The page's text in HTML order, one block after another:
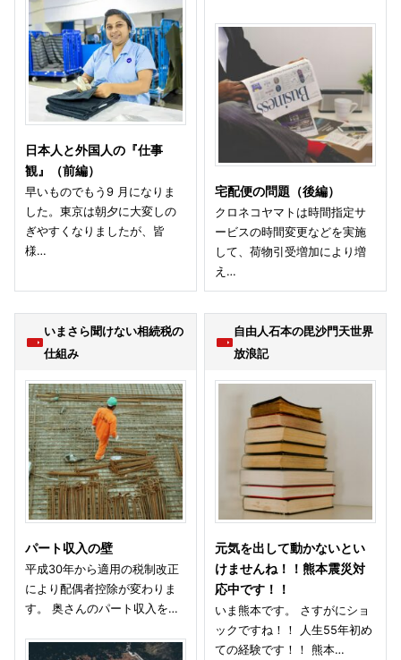
日本人と外国人の『仕事
観』（前編）
早いものでもう9 月になりま
した。東京は朝夕に大変しの
ぎやすくなりましたが、皆
様…
宅配便の問題（後編）
クロネコヤマトは時間指定サ
ービスの時間変更などを実施
して、荷物引受増加により増
え…
いまさら聞けない相続税の
仕組み
パート収入の壁
平成30年から適用の税制改正
により配偶者控除が変わりま
す。 奥さんのパート収入を…
自由人石本の毘沙門天世界
放浪記
元気を出して動かないとい
けませんね！！熊本震災対
応中です！！
いま熊本です。 さすがにショ
ックですね！！ 人生55年初め
ての経験です！！ 熊本…